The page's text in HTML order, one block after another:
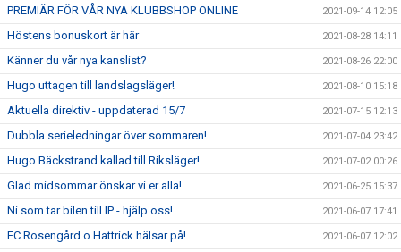
PREMIÄR FÖR VÅR NYA KLUBBSHOP ONLINE 2021-09-14 12:05
Höstens bonuskort är här 2021-08-28 14:11
Känner du vår nya kanslist? 2021-08-26 22:00
Hugo uttagen till landslagsläger! 2021-08-10 15:18
Aktuella direktiv - uppdaterad 15/7 2021-07-15 12:13
Dubbla serieledningar över sommaren! 2021-07-04 23:42
Hugo Bäckstrand kallad till Riksläger! 2021-07-02 00:26
Glad midsommar önskar vi er alla! 2021-06-25 15:37
Ni som tar bilen till IP - hjälp oss! 2021-06-07 17:41
FC Rosengård o Hattrick hälsar på! 2021-06-07 12:02